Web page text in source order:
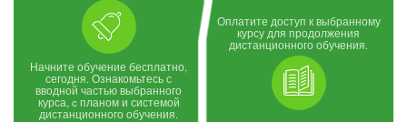
Начните обучение бесплатно,
сегодня. Ознакомьтесь с
вводной частью выбранного
курса, c планом и системой
дистанционного обучения.
Оплатите доступ к выбранному
курсу для продолжения
дистанционного обучения.